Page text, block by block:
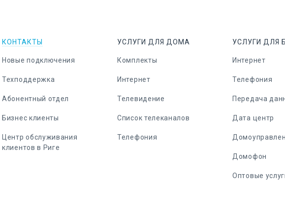
КОНТАКТЫ
Новые подключения
Техподдержка
Абонентный отдел
Бизнес клиенты
Центр обслуживания
клиентов в Риге
УСЛУГИ ДЛЯ ДОМА
Комплекты
Интернет
Телевидение
Список телеканалов
Телефония
УСЛУГИ ДЛЯ
Интернет
Телефония
Передача
Дата центр
Домофон
Оптовые